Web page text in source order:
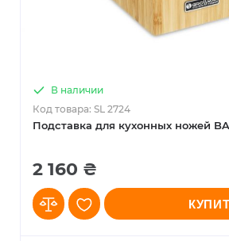
Подставка для кухонных ножей
В наличии
Код товара: SL 2724
2 160 ₴